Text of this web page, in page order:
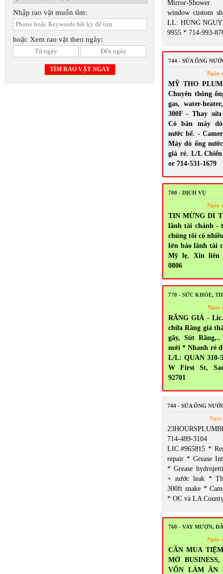
Nhập rao vặt muốn tìm:
hoặc Xem rao vặt theo ngày:
Mirror-
window custom
LL: HÙNG
9955 * 714-993-
744 - SỬA ỐNG
Ngày
MỸ THO
Chuyên thông
gas, water-
300F - Thay
Có bán máy
nước bể. -
Máy dò ống
giá rẻ. L/L Chiến
or 714-531-1679
700 - DỊCH VỤ
Ngày
TIN MỪNG DI
lãnh tài chánh -
chúng tôi có
lớn bảo lãnh tài
Mỹ lẹ. Xin liên
0806
770 - SỨC KHỎE,
Ngày
RĂNG GIẢ -
chữa Răng giả
gãy, Sút
mới * Nhanh rẻ
L/L: QUAN 310-
W First St,
92701
744 - SỬA ỐNG
Ngày
714-489-3104
LIC.#965815 *
repair * Grease
* Grease
+ nước leak *
300ft snake *
* OC và LA
760 - VAY MƯỢN,
Ngày
CẦN MUA
MỞ
VỐN LÀM ĂN